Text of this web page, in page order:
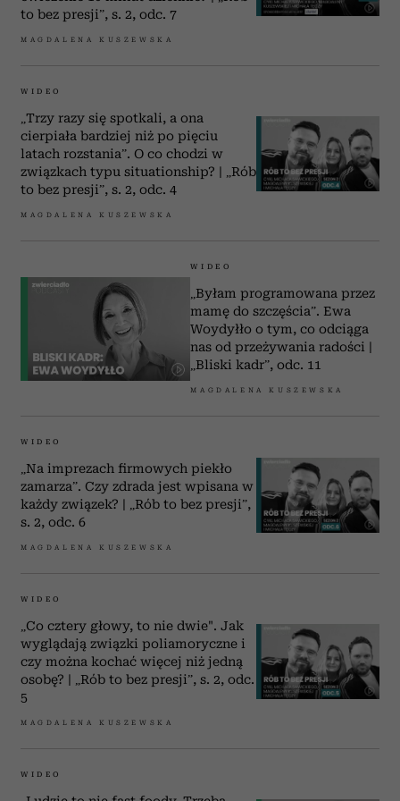
otrzymanymi od Ciebie lub uzyskanymi podczas
korzystania z ich usług.
to bez presji”, s. 2, odc. 7
MAGDALENA KUSZEWSKA
WIDEO
„Trzy razy się spotkali, a ona
cierpiała bardziej niż po pięciu
latach rozstania”. O co chodzi w
związkach typu situationship? | „Rób
to bez presji”, s. 2, odc. 4
MAGDALENA KUSZEWSKA
WIDEO
„Byłam programowana przez
mamę do szczęścia”. Ewa
Woydyłło o tym, co odciąga
nas od przeżywania radości |
„Bliski kadr”, odc. 11
MAGDALENA KUSZEWSKA
WIDEO
„Na imprezach firmowych piekło
zamarza”. Czy zdrada jest wpisana w
każdy związek? | „Rób to bez presji”,
s. 2, odc. 6
MAGDALENA KUSZEWSKA
WIDEO
„Co cztery głowy, to nie dwie". Jak
wyglądają związki poliamoryczne i
czy można kochać więcej niż jedną
osobę? | „Rób to bez presji”, s. 2, odc.
5
MAGDALENA KUSZEWSKA
WIDEO